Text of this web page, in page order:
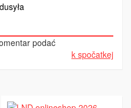
podać
k spočatkej